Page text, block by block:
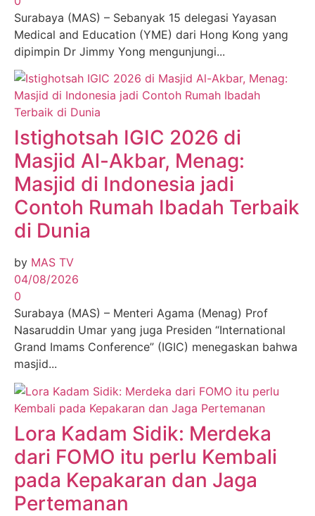
Surabaya (MAS) – Sebanyak 15 delegasi Yayasan
Medical and Education (YME) dari Hong Kong yang
dipimpin Dr Jimmy Yong mengunjungi...
Istighotsah IGIC 2026 di
Masjid Al-Akbar, Menag:
Masjid di Indonesia jadi
Contoh Rumah Ibadah Terbaik
di Dunia
by MAS TV
04/08/2026
0
Surabaya (MAS) – Menteri Agama (Menag) Prof
Nasaruddin Umar yang juga Presiden “International
Grand Imams Conference” (IGIC) menegaskan bahwa
masjid...
Lora Kadam Sidik: Merdeka
dari FOMO itu perlu Kembali
pada Kepakaran dan Jaga
Pertemanan